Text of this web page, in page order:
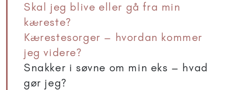
Skal jeg blive eller gå fra min
kæreste?
Kærestesorger – hvordan kommer
jeg videre?
Snakker i søvne om min eks – hvad
gør jeg?